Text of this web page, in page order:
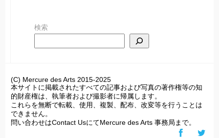
イ
検索
(C) Mercure des Arts 2015-2025
本サイトに掲載されたすべての記事および写真の著作権等の知
的財産権は、執筆者および撮影者に帰属します。
これらを無断で転載、使用、複製、配布、改変等を行うことは
できません。
問い合わせはContact UsにてMercure des Arts 事務局まで。